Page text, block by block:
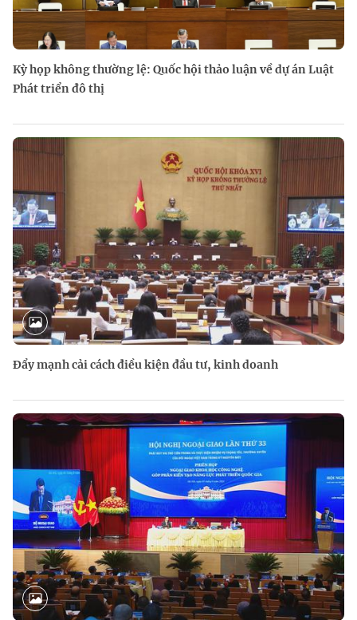
Kỳ họp không thường lệ: Quốc hội thảo luận về dự án Luật
Phát triển đô thị
Đẩy mạnh cải cách điều kiện đầu tư, kinh doanh